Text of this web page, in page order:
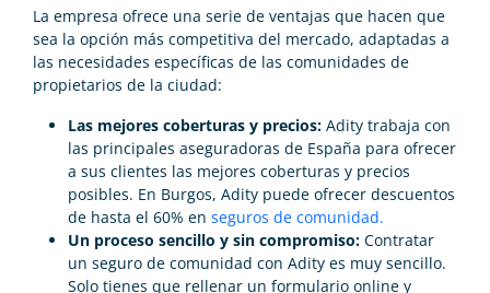
La empresa ofrece una serie de ventajas que hacen que
sea la opción más competitiva del mercado, adaptadas a
las necesidades específicas de las comunidades de
propietarios de la ciudad:
Las mejores coberturas y precios: Adity trabaja con
las principales aseguradoras de España para ofrecer
a sus clientes las mejores coberturas y precios
posibles. En Burgos, Adity puede ofrecer descuentos
de hasta el 60% en seguros de comunidad.
Un proceso sencillo y sin compromiso: Contratar
un seguro de comunidad con Adity es muy sencillo.
Solo tienes que rellenar un formulario online y